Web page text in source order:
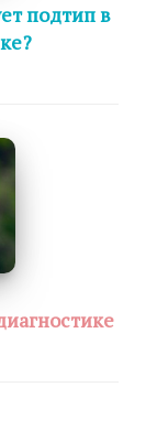
подтип в